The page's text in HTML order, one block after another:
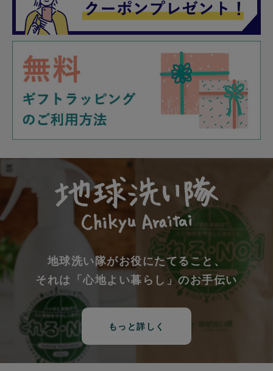
地球洗い隊がお役にたてること、
それは「心地よい暮らし」のお手伝い
もっと詳しく